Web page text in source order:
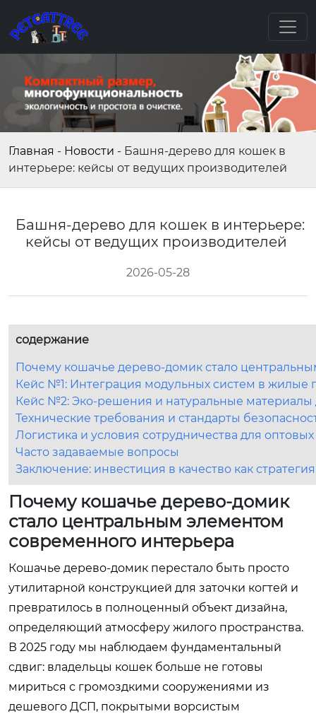
Главная - Новости - Башня-дерево для кошек в
интерьере: кейсы от ведущих производителей
Башня-дерево для кошек в интерьере:
кейсы от ведущих производителей
2026-05-28
содержание
Почему кошачье дерево-домик стало
Кейс №1: Интеграция модульных систем в жилые
Кейс №2: Эко-решения и натуральные материалы
Технические требования и стандарты
Логистика и условия сотрудничества для
Часто задаваемые вопросы
Заключение: инвестиция в качество как
Почему кошачье дерево-домик
стало центральным элементом
современного интерьера
Кошачье дерево-домик перестало быть просто
утилитарной конструкцией для заточки когтей и
превратилось в полноценный объект дизайна,
определяющий атмосферу жилого пространства.
В 2025 году мы наблюдаем фундаментальный
сдвиг: владельцы кошек больше не готовы
мириться с громоздкими сооружениями из
дешевого ДСП, покрытыми ворсистым